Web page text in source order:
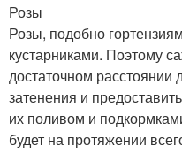
Розы
Розы, подобно
кустарниками. Поэтому
достаточном расстоянии
затенения и
их поливом и
будет на протяжении